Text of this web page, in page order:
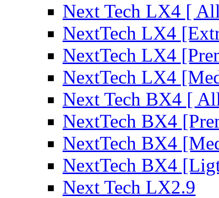
Next Tech LX4 [
NextTech LX4
NextTech LX4
NextTech LX4
Next Tech BX4 [
NextTech BX4
NextTech BX4
NextTech BX4
Next Tech LX2.9